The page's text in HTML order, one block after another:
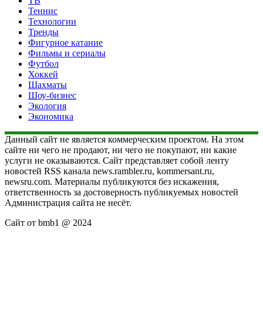
Теннис
Технологии
Тренды
Фигурное катание
Фильмы и сериалы
Футбол
Хоккей
Шахматы
Шоу-бизнес
Экология
Экономика
Данный сайт не является коммерческим проектом. На этом
сайте ни чего не продают, ни чего не покупают, ни какие
услуги не оказываются. Сайт представляет собой ленту
новостей RSS канала news.rambler.ru, kommersant.ru,
newsru.com. Материалы публикуются без искажения,
ответственность за достоверность публикуемых новостей
Администрация сайта не несёт.
Сайт от bmb1 @ 2024